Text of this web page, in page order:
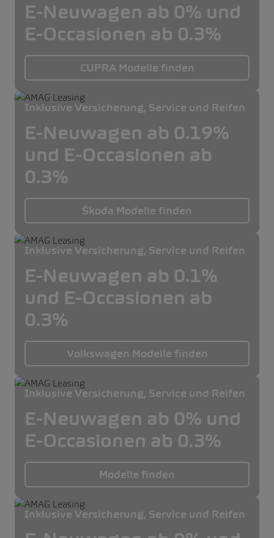
E-Neuwagen ab 0% und
E-Occasionen ab 0.3%
CUPRA Modelle finden
Inklusive Versicherung, Service und Reifen
E-Neuwagen ab 0.19%
und E-Occasionen ab
0.3%
Škoda Modelle finden
Inklusive Versicherung, Service und Reifen
E-Neuwagen ab 0.1%
und E-Occasionen ab
0.3%
Volkswagen Modelle finden
Inklusive Versicherung, Service und Reifen
E-Neuwagen ab 0% und
E-Occasionen ab 0.3%
Modelle finden
Inklusive Versicherung, Service und Reifen